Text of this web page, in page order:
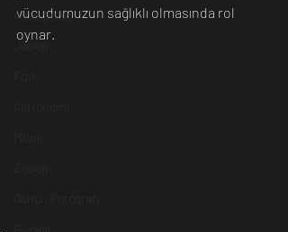
Antropoloji
Jeoloji
vücudumuzun sağlıklı olmasında rol
oynar.